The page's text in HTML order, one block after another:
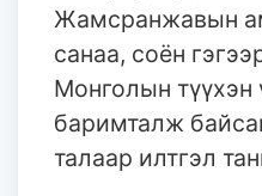
Жамсранжавын
санаа, соён
Монголын түүхэн
баримталж
талаар илтгэл